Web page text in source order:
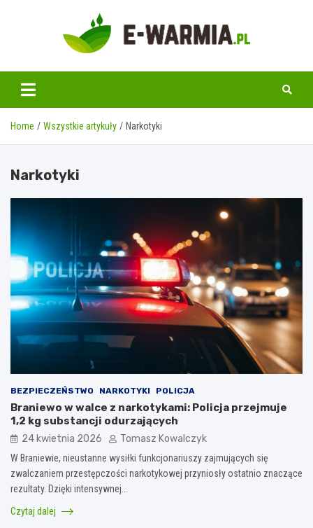
www.e-warmia.pl
Home Wszystkie artykuły Narkotyki
Narkotyki
BEZPIECZEŃSTWO NARKOTYKI POLICJA
Braniewo w walce z narkotykami: Policja przejmuje
1,2 kg substancji odurzających
24 kwietnia 2026 Tomasz Kowalczyk
W Braniewie, nieustanne wysiłki funkcjonariuszy zajmujących się
zwalczaniem przestępczości narkotykowej przyniosły ostatnio znaczące
rezultaty. Dzięki intensywnej…
Czytaj dalej